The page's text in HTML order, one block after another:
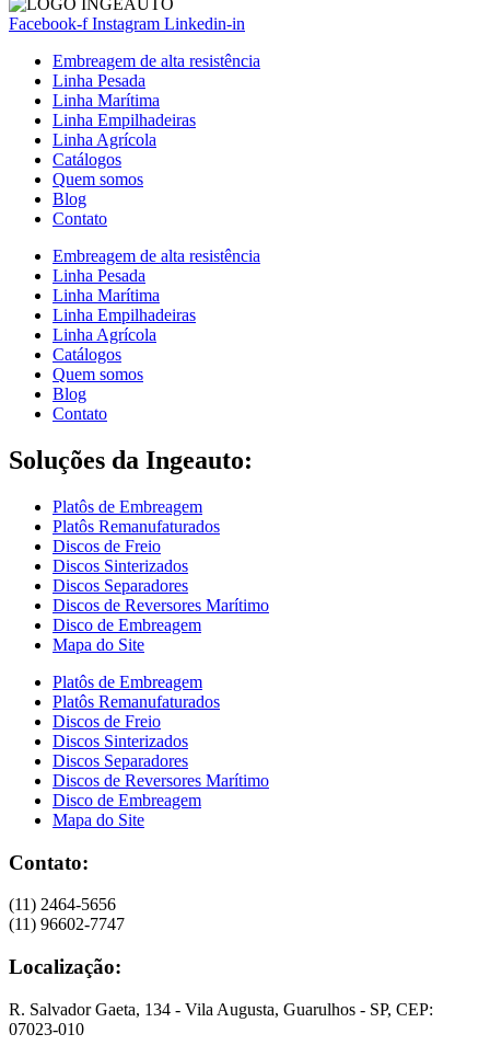
Facebook-f Instagram Linkedin-in
Embreagem de alta resistência
Linha Pesada
Linha Marítima
Linha Empilhadeiras
Linha Agrícola
Catálogos
Quem somos
Blog
Contato
Embreagem de alta resistência
Linha Pesada
Linha Marítima
Linha Empilhadeiras
Linha Agrícola
Catálogos
Quem somos
Blog
Contato
Soluções da Ingeauto:
Platôs de Embreagem
Platôs Remanufaturados
Discos de Freio
Discos Sinterizados
Discos Separadores
Discos de Reversores Marítimo
Disco de Embreagem
Mapa do Site
Platôs de Embreagem
Platôs Remanufaturados
Discos de Freio
Discos Sinterizados
Discos Separadores
Discos de Reversores Marítimo
Disco de Embreagem
Mapa do Site
Contato:
(11) 2464-5656
(11) 96602-7747
Localização:
R. Salvador Gaeta, 134 - Vila Augusta, Guarulhos - SP, CEP:
07023-010